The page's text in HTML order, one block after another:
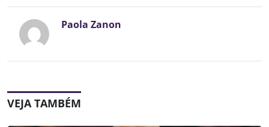
Paola Zanon
VEJA TAMBÉM